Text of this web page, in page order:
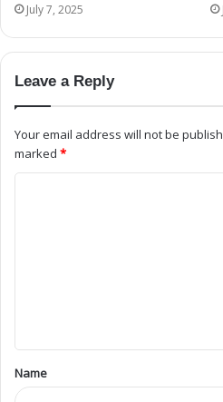
July 7, 2025
Leave a Reply
Your email address will not be
marked *
Name